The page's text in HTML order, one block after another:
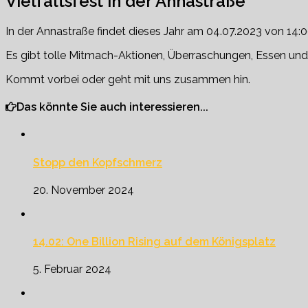
In der Annastraße findet dieses Jahr am 04.07.2023 von
Es gibt tolle Mitmach-Aktionen, Überraschungen, Essen
Kommt vorbei oder geht mit uns zusammen hin.
Das könnte Sie auch interessieren...
Stopp den Kopfschmerz
20. November 2024
14.02: One Billion Rising auf dem Königsplatz
5. Februar 2024